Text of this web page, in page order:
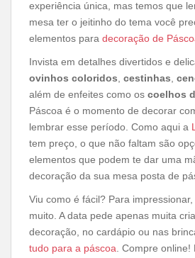
experiência única, mas temos que
mesa ter o jeitinho do tema você
elementos para decoração de
Invista em detalhes divertidos e
ovinhos coloridos, cestinhas,
além de enfeites como os coelhos
Páscoa é o momento de decorar
lembrar esse período. Como aqui a
tem preço, o que não faltam são
elementos que podem te dar uma
decoração da sua mesa posta de
Viu como é fácil? Para
muito. A data pede apenas muita
decoração, no cardápio ou nas
tudo para a páscoa. Compre online!